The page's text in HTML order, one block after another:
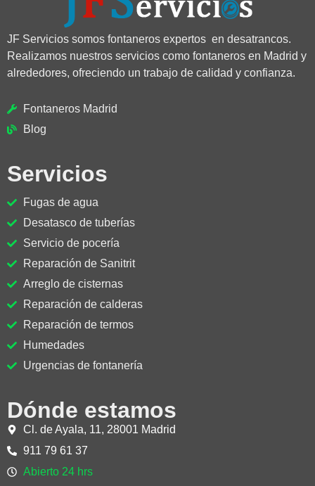
JF Servicios somos fontaneros expertos en desatrancos.
Realizamos nuestros servicios como fontaneros en Madrid y
alrededores, ofreciendo un trabajo de calidad y confianza.
Fontaneros Madrid
Blog
Servicios
Fugas de agua
Desatasco de tuberías
Servicio de pocería
Reparación de Sanitrit
Arreglo de cisternas
Reparación de calderas
Reparación de termos
Humedades
Urgencias de fontanería
Dónde estamos
Cl. de Ayala, 11, 28001 Madrid
911 79 61 37
Abierto 24 hrs